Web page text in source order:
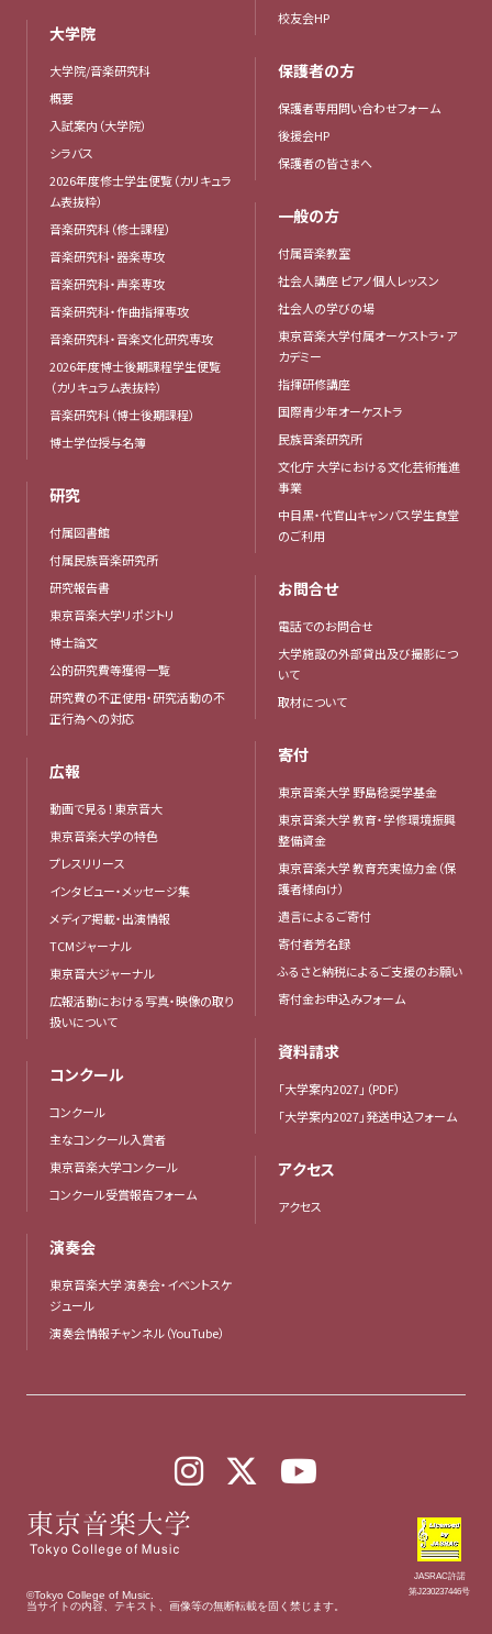
大学院
大学院/音楽研究科
概要
入試案内（大学院）
シラバス
2026年度修士学生便覧（カリキュラ
ム表抜粋）
音楽研究科（修士課程）
音楽研究科・器楽専攻
音楽研究科・声楽専攻
音楽研究科・作曲指揮専攻
音楽研究科・音楽文化研究専攻
2026年度博士後期課程学生便覧
（カリキュラム表抜粋）
音楽研究科（博士後期課程）
博士学位授与名簿
研究
付属図書館
付属民族音楽研究所
研究報告書
東京音楽大学リポジトリ
博士論文
公的研究費等獲得一覧
研究費の不正使用・研究活動の不
正行為への対応
広報
動画で見る！東京音大
東京音楽大学の特色
プレスリリース
インタビュー・メッセージ集
メディア掲載・出演情報
TCMジャーナル
東京音大ジャーナル
広報活動における写真・映像の取り
扱いについて
コンクール
コンクール
主なコンクール入賞者
東京音楽大学コンクール
コンクール受賞報告フォーム
演奏会
東京音楽大学 演奏会・イベントスケ
ジュール
演奏会情報チャンネル（YouTube）
校友会HP
保護者の方
保護者専用問い合わせフォーム
後援会HP
保護者の皆さまへ
一般の方
付属音楽教室
社会人講座 ピアノ個人レッスン
社会人の学びの場
東京音楽大学付属オーケストラ・ア
カデミー
指揮研修講座
国際青少年オーケストラ
民族音楽研究所
文化庁 大学における文化芸術推進
事業
中目黒・代官山キャンパス学生食堂
のご利用
お問合せ
電話でのお問合せ
大学施設の外部貸出及び撮影につ
いて
取材について
寄付
東京音楽大学 野島稔奨学基金
東京音楽大学 教育・学修環境振興
整備資金
東京音楽大学 教育充実協力金（保
護者様向け）
遺言によるご寄付
寄付者芳名録
ふるさと納税によるご支援のお願い
寄付金お申込みフォーム
資料請求
「大学案内2027」（PDF）
「大学案内2027」発送申込フォーム
アクセス
アクセス
©Tokyo College of Music.
当サイトの内容、テキスト、画像等の無断転載を固く禁じます。
JASRAC許諾
第J230237446号